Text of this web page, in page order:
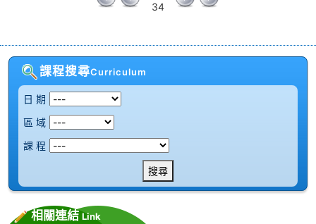
34
課程搜尋Curriculum
日 期
區 域
課 程
搜尋
相關連結Link